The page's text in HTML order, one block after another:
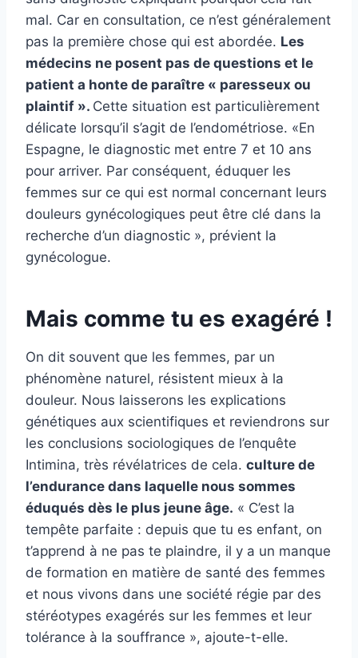
mal. Car en consultation, ce n’est généralement
pas la première chose qui est abordée. Les
médecins ne posent pas de questions et le
patient a honte de paraître « paresseux ou
plaintif ». Cette situation est particulièrement
délicate lorsqu’il s’agit de l’endométriose. «En
Espagne, le diagnostic met entre 7 et 10 ans
pour arriver. Par conséquent, éduquer les
femmes sur ce qui est normal concernant leurs
douleurs gynécologiques peut être clé dans la
recherche d’un diagnostic », prévient la
gynécologue.
Mais comme tu es exagéré !
On dit souvent que les femmes, par un
phénomène naturel, résistent mieux à la
douleur. Nous laisserons les explications
génétiques aux scientifiques et reviendrons sur
les conclusions sociologiques de l’enquête
Intimina, très révélatrices de cela. culture de
l’endurance dans laquelle nous sommes
éduqués dès le plus jeune âge. « C’est la
tempête parfaite : depuis que tu es enfant, on
t’apprend à ne pas te plaindre, il y a un manque
de formation en matière de santé des femmes
et nous vivons dans une société régie par des
stéréotypes exagérés sur les femmes et leur
tolérance à la souffrance », ajoute-t-elle.